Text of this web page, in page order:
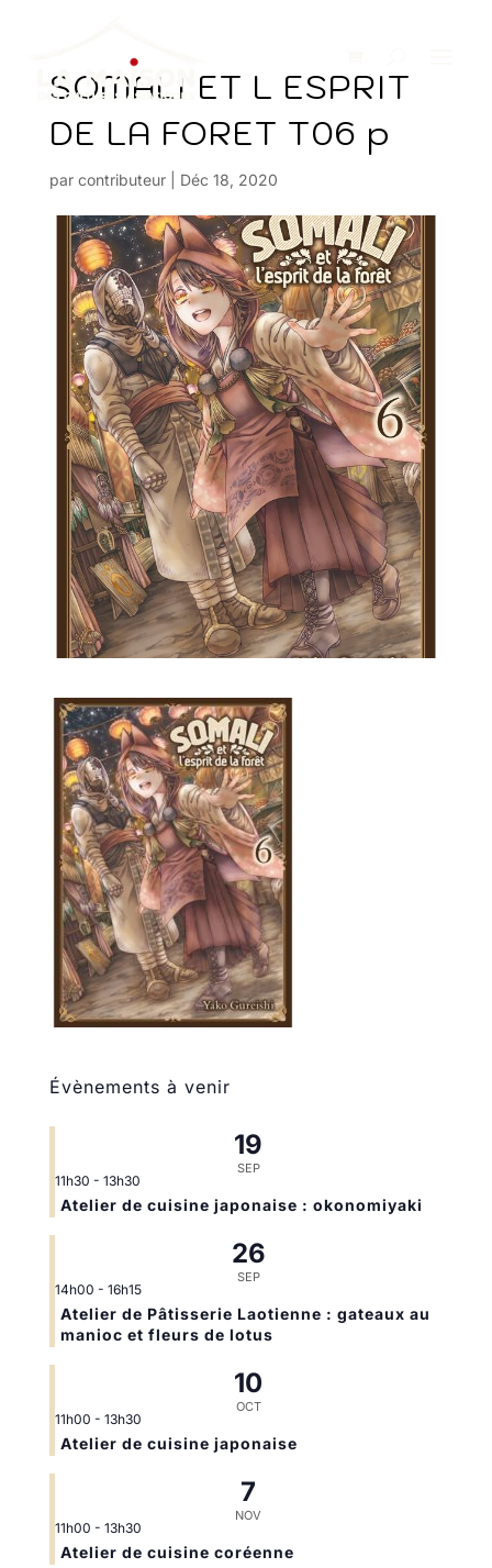
SOMALI ET L ESPRIT
DE LA FORET T06 p
par contributeur| Déc 18, 2020
Évènements à venir
19
SEP
11h30 - 13h30
Atelier de cuisine japonaise : okonomiyaki
26
SEP
14h00 - 16h15
Atelier de Pâtisserie Laotienne : gateaux au
manioc et fleurs de lotus
10
OCT
11h00 - 13h30
Atelier de cuisine japonaise
7
NOV
11h00 - 13h30
Atelier de cuisine coréenne